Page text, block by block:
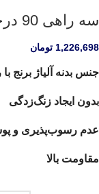
سه راهی 90 درجه دیواری تبدیلی کوپلی نیوپایپ
1,226,698 تومان
جنس بدنه آلیاژ برنج
بدون ایجاد زنگ‌زدگی
عدم رسوب‌پذیری و
مقاومت بالا